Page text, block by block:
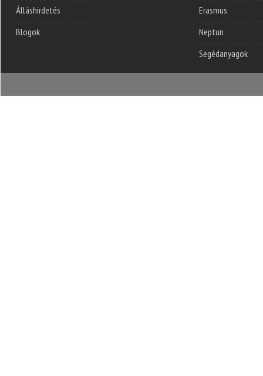
Álláshirdetés
Blogok
Erasmus
Neptun
Segédanyagok